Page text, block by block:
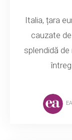
Italia, țara
cauzate
splendidă de